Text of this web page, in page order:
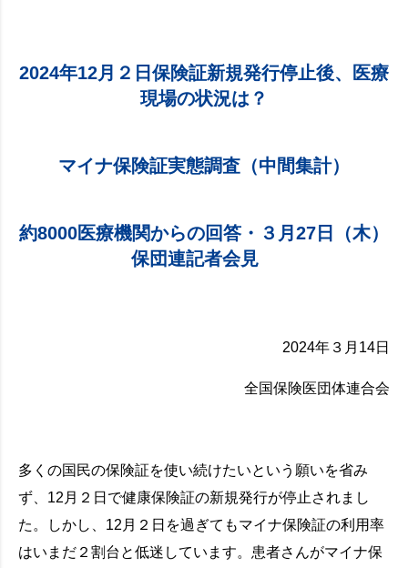
2024年12月２日保険証新規発行停止後、医療
現場の状況は？
マイナ保険証実態調査（中間集計）
約8000医療機関からの回答・３月27日（木）
保団連記者会見
2024年３月14日
全国保険医団体連合会
多くの国民の保険証を使い続けたいという願いを省み
ず、12月２日で健康保険証の新規発行が停止されまし
た。しかし、12月２日を過ぎてもマイナ保険証の利用率
はいまだ２割台と低迷しています。患者さんがマイナ保